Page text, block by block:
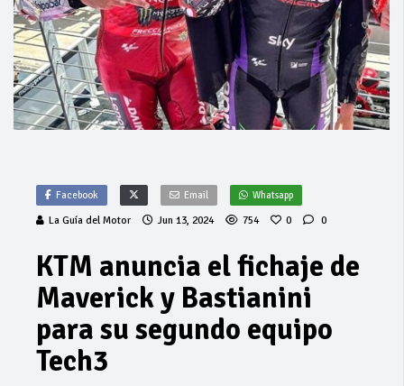
Facebook Email Whatsapp
La Guía del Motor Jun 13, 2024 754 0 0
KTM anuncia el fichaje de
Maverick y Bastianini
para su segundo equipo
Tech3